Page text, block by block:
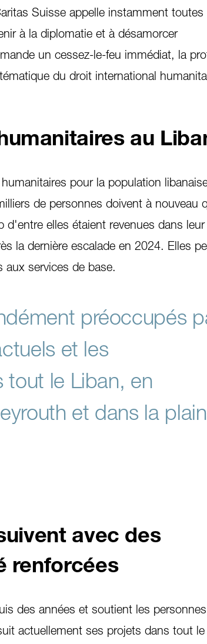
Suisse appelle instamment toutes
à la diplomatie et à désamorcer
un cessez-le-feu immédiat, la
du droit international
au
pour la population
de personnes doivent à nouveau
elles étaient revenues dans leur
la dernière escalade en 2024. Elles
services de base.
préoccupés
et les
tout le Liban, en
et dans la
avec des
renforcées
des années et soutient les personnes
actuellement ses projets dans tout le